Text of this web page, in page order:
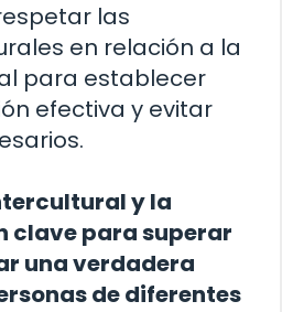
las
en relación a la
para establecer
efectiva y evitar
y la
clave para superar
una verdadera
de diferentes